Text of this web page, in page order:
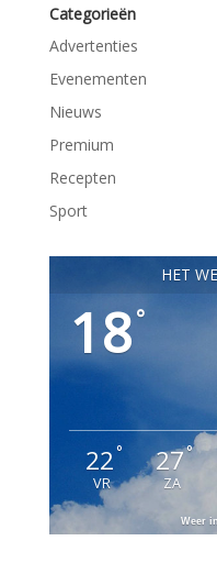
Categorieën
Advertenties
Evenementen
Nieuws
Premium
Recepten
Sport
HET
18°
22°
VR
27°
ZA
Weer